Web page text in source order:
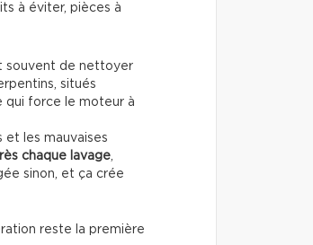
à éviter, pièces à
souvent de nettoyer
situés
qui force le moteur à
et les mauvaises
chaque lavage,
sinon, et ça crée
reste la première